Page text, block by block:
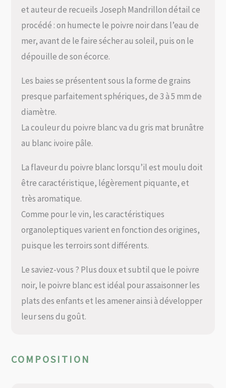
et auteur de recueils Joseph Mandrillon détail ce
procédé : on humecte le poivre noir dans l’eau de
mer, avant de le faire sécher au soleil, puis on le
dépouille de son écorce.
Les baies se présentent sous la forme de grains
presque parfaitement sphériques, de 3 à 5 mm de
diamètre.
La couleur du poivre blanc va du gris mat brunâtre
au blanc ivoire pâle.
La flaveur du poivre blanc lorsqu’il est moulu doit
être caractéristique, légèrement piquante, et
très aromatique.
Comme pour le vin, les caractéristiques
organoleptiques varient en fonction des origines,
puisque les terroirs sont différents.
Le saviez-vous ? Plus doux et subtil que le poivre
noir, le poivre blanc est idéal pour assaisonner les
plats des enfants et les amener ainsi à développer
leur sens du goût.
COMPOSITION